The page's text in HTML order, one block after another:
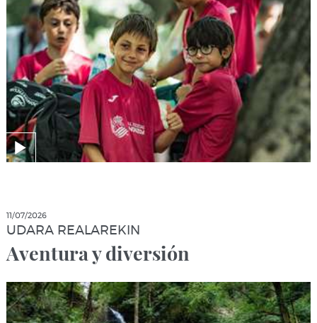
11/07/2026
UDARA REALAREKIN
Aventura y diversión